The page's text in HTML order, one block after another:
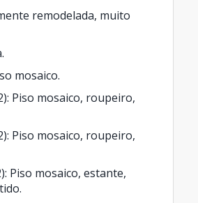
remodelada, muito
mosaico.
Piso mosaico, roupeiro,
Piso mosaico, roupeiro,
Piso mosaico, estante,